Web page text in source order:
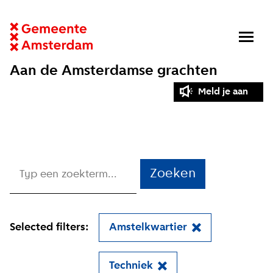
Aan de Amsterdamse grachten
Meld je aan
Zoeken
Selected filters: Amstelkwartier
Techniek